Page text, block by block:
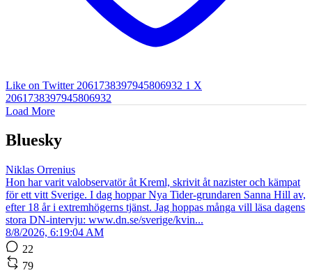
Like on Twitter 2061738397945806932 1 X
2061738397945806932
Load More
Bluesky
Niklas Orrenius
Hon har varit valobservatör åt Kreml, skrivit åt nazister och kämpat
för ett vitt Sverige. I dag hoppar Nya Tider-grundaren Sanna Hill av,
efter 18 år i extremhögerns tjänst. Jag hoppas många vill läsa dagens
stora DN-intervju: www.dn.se/sverige/kvin...
8/8/2026, 6:19:04 AM
22
79